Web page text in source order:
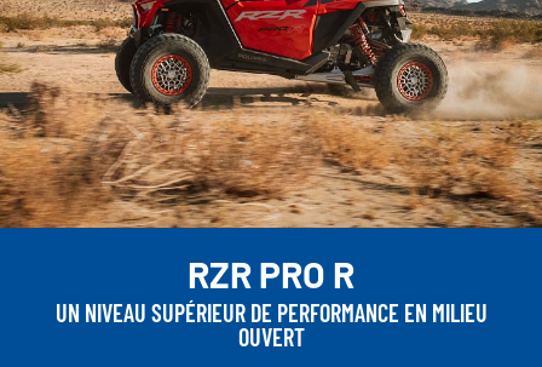
RZR PRO R
UN NIVEAU SUPÉRIEUR DE PERFORMANCE EN MILIEU
OUVERT